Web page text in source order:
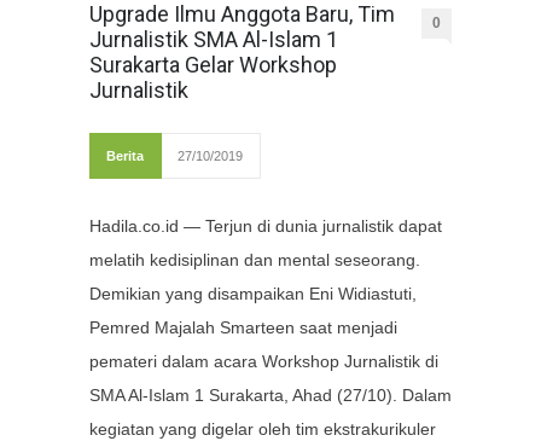
Upgrade Ilmu Anggota Baru, Tim
Jurnalistik SMA Al-Islam 1
Surakarta Gelar Workshop
Jurnalistik
0
Berita 27/10/2019
Hadila.co.id — Terjun di dunia jurnalistik dapat
melatih kedisiplinan dan mental seseorang.
Demikian yang disampaikan Eni Widiastuti,
Pemred Majalah Smarteen saat menjadi
pemateri dalam acara Workshop Jurnalistik di
SMA Al-Islam 1 Surakarta, Ahad (27/10). Dalam
kegiatan yang digelar oleh tim ekstrakurikuler